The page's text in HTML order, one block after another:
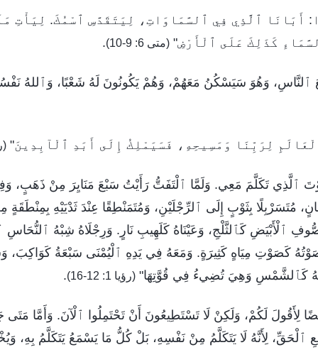
أَبَانَا ٱلَّذِي فِي ٱلسَّمَاوَاتِ، لِيَتَقَدَّسِ ٱسْمُكَ. لِيَأْتِ
كَذَلِكَ عَلَى ٱلْأَرْضِ" (متى 6: 9-10) .
وَهُوَ سَيَسْكُنُ مَعَهُمْ، وَهُمْ يَكُونُونَ لَهُ شَعْبًا، وَٱللهُ
لِرَبِّنَا وَمَسِيحِهِ، فَسَيَمْلِكُ إِلَى أَبَدِ ٱلْآبِدِينَ"
ٱلَّذِي تَكَلَّمَ مَعِي. وَلَمَّا ٱلْتَفَتُّ رَأَيْتُ سَبْعَ مَنَايِرَ مِنْ ذَهَبٍ،
مُتَسَرْبِلًا بِثَوْبٍ إِلَى ٱلرِّجْلَيْنِ، وَمُتَمَنْطِقًا عِنْدَ ثَدْيَيْهِ
ٱلْأَبْيَضِ كَٱلثَّلْجِ، وَعَيْنَاهُ كَلَهِيبِ نَارٍ. وَرِجْلَاهُ شِبْهُ ٱلنُّحَاسِ
كَصَوْتِ مِيَاهٍ كَثِيرَةٍ. وَمَعَهُ فِي يَدِهِ ٱلْيُمْنَى سَبْعَةُ
كَٱلشَّمْسِ وَهِيَ تُضِيءُ فِي قُوَّتِهَا" (رؤيا 1: 12-16) .
لِأَقُولَ لَكُمْ، وَلَكِنْ لَا تَسْتَطِيعُونَ أَنْ تَحْتَمِلُوا ٱلْآنَ. وَأَمَّا
لِأَنَّهُ لَا يَتَكَلَّمُ مِنْ نَفْسِهِ، بَلْ كُلُّ مَا يَسْمَعُ يَتَكَلَّمُ بِهِ،